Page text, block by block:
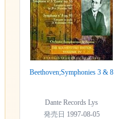
Beethoven;Symphonies 3 & 8
Dante Records Lys
発売日 1997-08-05